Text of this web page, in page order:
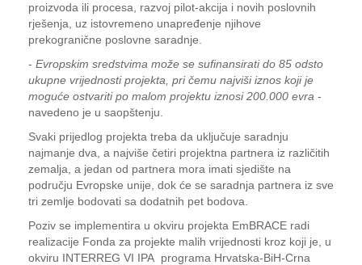
proizvoda ili procesa, razvoj pilot-akcija i novih poslovnih
rješenja, uz istovremeno unapređenje njihove
prekogranične poslovne saradnje.
- Evropskim sredstvima može se sufinansirati do 85 odsto
ukupne vrijednosti projekta, pri čemu najviši iznos koji je
moguće ostvariti po malom projektu iznosi 200.000 evra -
navedeno je u saopštenju.
Svaki prijedlog projekta treba da uključuje saradnju
najmanje dva, a najviše četiri projektna partnera iz različitih
zemalja, a jedan od partnera mora imati sjedište na
području Evropske unije, dok će se saradnja partnera iz sve
tri zemlje bodovati sa dodatnih pet bodova.
Poziv se implementira u okviru projekta EmBRACE radi
realizacije Fonda za projekte malih vrijednosti kroz koji je, u
okviru INTERREG VI IPA programa Hrvatska-BiH-Crna